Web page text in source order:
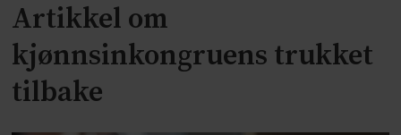
Artikkel om
kjønnsinkongruens trukket
tilbake